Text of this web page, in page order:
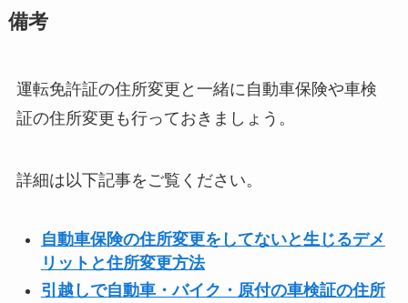
備考
運転免許証の住所変更と一緒に自動車保険や車検
証の住所変更も行っておきましょう。
詳細は以下記事をご覧ください。
自動車保険の住所変更をしてないと生じるデメ
リットと住所変更方法
引越しで自動車・バイク・原付の車検証の住所